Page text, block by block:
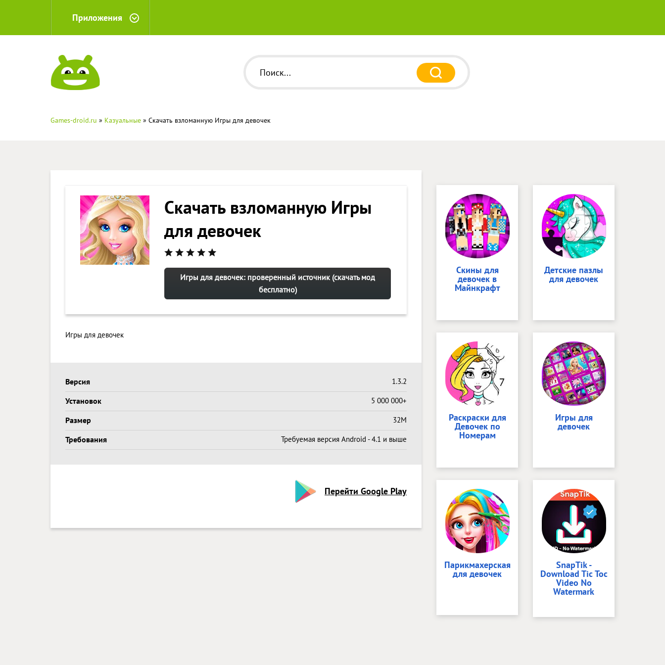
Приложения
Games-droid.ru » Казуальные » Скачать взломанную Игры для девочек
Скачать взломанную Игры
для девочек
Игры для девочек: проверенный источник (скачать мод
бесплатно)
Игры для девочек
Версия 1.3.2
Установок 5 000 000+
Размер 32M
Требования Требуемая версия Android - 4.1 и выше
Перейти Google Play
Скины для
девочек в
Майнкрафт
Детские пазлы
для девочек
Раскраски для
Девочек по
Номерам
Игры для
девочек
Парикмахерская
для девочек
SnapTik -
Download Tic Toc
Video No
Watermark